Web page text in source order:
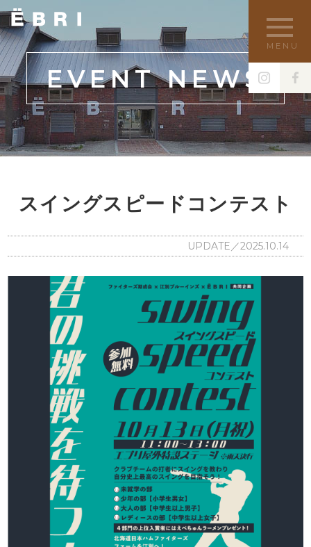
MENU
EVENT NEWS
スイングスピードコンテスト
UPDATE／2025.10.14